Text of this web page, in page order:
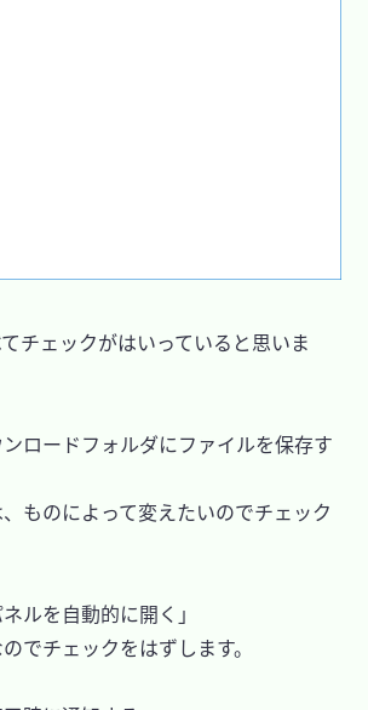
チェックがはいっていると思いま
ロードフォルダにファイルを保存す
ものによって変えたいのでチェック
ルを自動的に開く」
でチェックをはずします。